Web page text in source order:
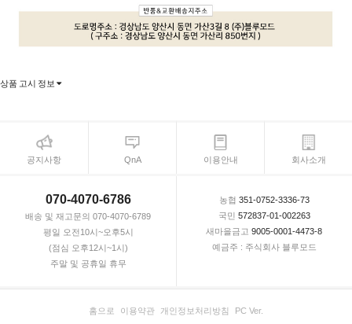
상품 고시 정보
공지사항 QnA 이용안내 회사소개
070-4070-6786
배송 및 재고문의 070-4070-6789
평일 오전10시~오후5시
(점심 오후12시~1시)
주말 및 공휴일 휴무
농협 351-0752-3336-73
국민 572837-01-002263
새마을금고 9005-0001-4473-8
예금주 : 주식회사 블루모드
홈으로 이용약관 개인정보처리방침 PC Ver.